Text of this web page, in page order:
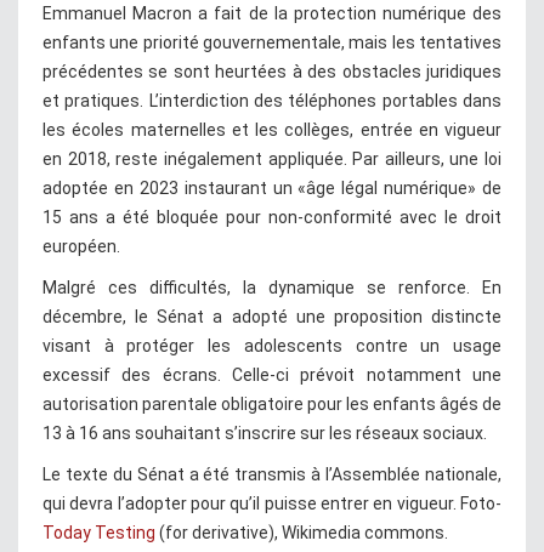
Emmanuel Macron a fait de la protection numérique des
enfants une priorité gouvernementale, mais les tentatives
précédentes se sont heurtées à des obstacles juridiques
et pratiques. L’interdiction des téléphones portables dans
les écoles maternelles et les collèges, entrée en vigueur
en 2018, reste inégalement appliquée. Par ailleurs, une loi
adoptée en 2023 instaurant un «âge légal numérique» de
15 ans a été bloquée pour non-conformité avec le droit
européen.
Malgré ces difficultés, la dynamique se renforce. En
décembre, le Sénat a adopté une proposition distincte
visant à protéger les adolescents contre un usage
excessif des écrans. Celle-ci prévoit notamment une
autorisation parentale obligatoire pour les enfants âgés de
13 à 16 ans souhaitant s’inscrire sur les réseaux sociaux.
Le texte du Sénat a été transmis à l’Assemblée nationale,
qui devra l’adopter pour qu’il puisse entrer en vigueur. Foto-
Today Testing (for derivative), Wikimedia commons.